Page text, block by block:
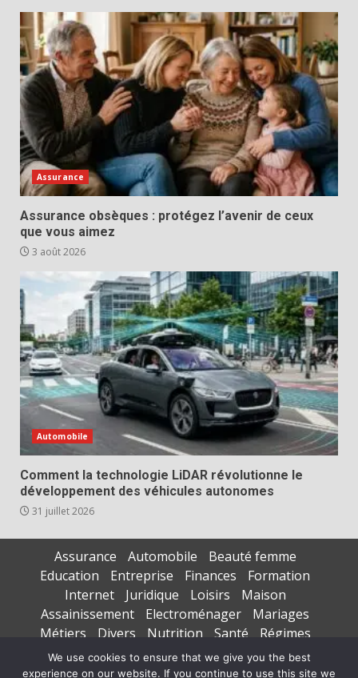
Assurance
Assurance obsèques : protégez l’avenir de ceux
que vous aimez
3 août 2026
Automobile
Comment la technologie LiDAR révolutionne le
développement des véhicules autonomes
31 juillet 2026
Assurance Automobile
Beauté femme
Education
Entreprise Finances
Formation
Internet
Juridique Loisirs
Maison
Assainissement
Electroménager
Mariages
Métiers
Divers Nutrition Santé
Régimes
Seniors
Sports Vacances
We use cookies to ensure that we give you the best
experience on our website. If you continue to use this site we